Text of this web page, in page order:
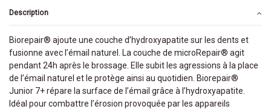
Description
Biorepair® ajoute une couche d’hydroxyapatite sur les dents et
fusionne avec l’émail naturel. La couche de microRepair® agit
pendant 24h après le brossage. Elle subit les agressions à la place
de l’émail naturel et le protège ainsi au quotidien. Biorepair®
Junior 7+ répare la surface de l’émail grâce à l’hydroxyapatite.
Idéal pour combattre l’érosion provoquée par les appareils